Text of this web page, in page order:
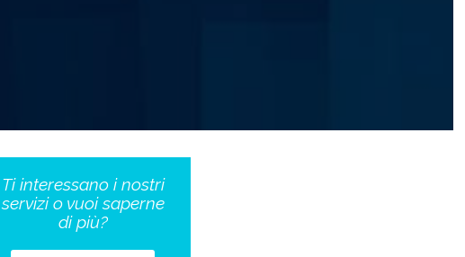
Ti interessano i nostri
servizi o vuoi saperne
di più?